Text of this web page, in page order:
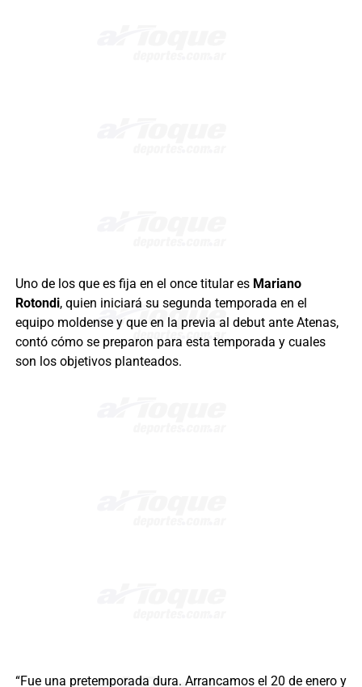
Uno de los que es fija en el once titular es Mariano
Rotondi, quien iniciará su segunda temporada en el
equipo moldense y que en la previa al debut ante Atenas,
contó cómo se preparon para esta temporada y cuales
son los objetivos planteados.
“Fue una pretemporada dura. Arrancamos el 20 de enero y